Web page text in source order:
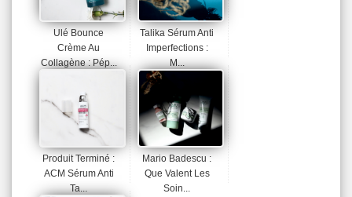
Ulé Bounce
Crème Au
Collagène : Pép...
Talika Sérum Anti
Imperfections :
M...
Produit Terminé :
ACM Sérum Anti
Ta...
Mario Badescu :
Que Valent Les
Soin...